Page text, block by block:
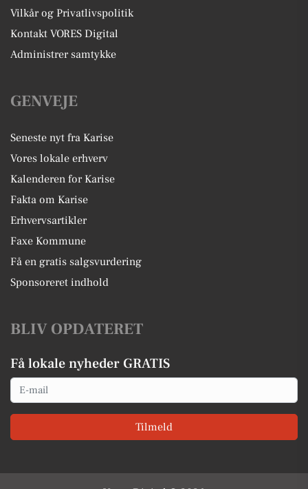
Vilkår og Privatlivspolitik
Kontakt VORES Digital
Administrer samtykke
GENVEJE
Seneste nyt fra Karise
Vores lokale erhverv
Kalenderen for Karise
Fakta om Karise
Erhvervsartikler
Faxe Kommune
Få en gratis salgsvurdering
Sponsoreret indhold
BLIV OPDATERET
Få lokale nyheder GRATIS
Email
Tilmeld